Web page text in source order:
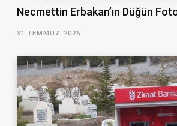
Necmettin Erbakan’ın Düğün
31 TEMMUZ 2026